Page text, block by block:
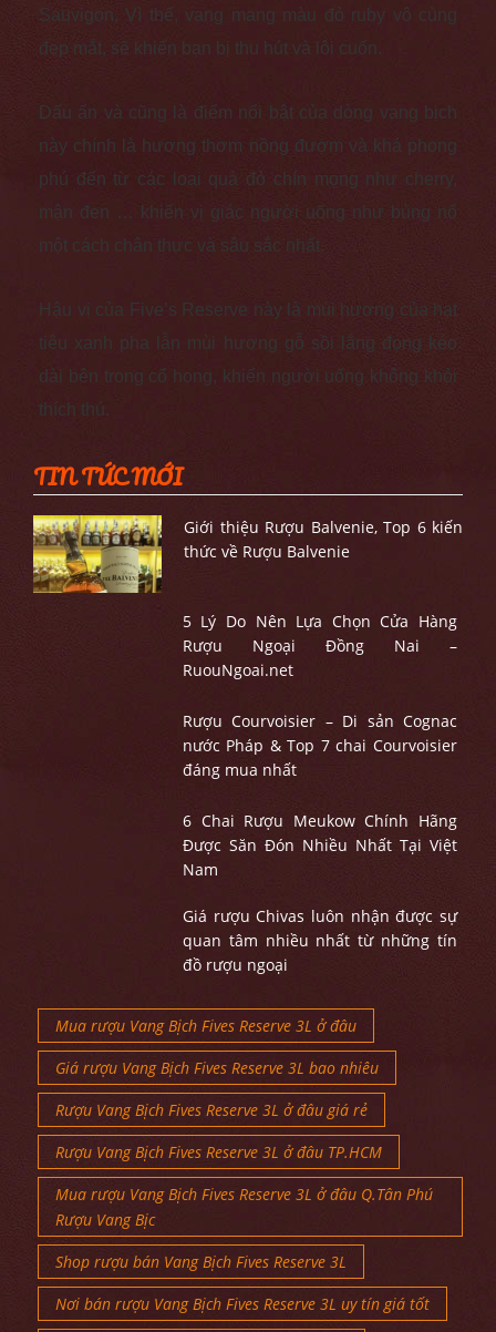
Sauvigon. Vì thế, vang mang màu đỏ ruby vô cùng
đẹp mắt, sẽ khiến bạn bị thu hút và lôi cuốn.
Dấu ấn và cũng là điểm nổi bật của dòng vang bịch
này chính là hương thơm nồng đượm và khá phong
phú đến từ các loại quả đỏ chín mọng như cherry,
mận đen … khiến vị giác người uống như bùng nổ
một cách chân thực và sâu sắc nhất.
Hậu vị của Five’s Reserve này là mùi hương của hạt
tiêu xanh pha lẫn mùi hương gỗ sồi lắng đọng kéo
dài bên trong cổ họng, khiến người uống không khỏi
thích thú.
TIN TỨC MỚI
Giới thiệu Rượu Balvenie, Top 6 kiến
thức về Rượu Balvenie
5 Lý Do Nên Lựa Chọn Cửa Hàng
Rượu Ngoại Đồng Nai –
RuouNgoai.net
Rượu Courvoisier – Di sản Cognac
nước Pháp & Top 7 chai Courvoisier
đáng mua nhất
6 Chai Rượu Meukow Chính Hãng
Được Săn Đón Nhiều Nhất Tại Việt
Nam
Giá rượu Chivas luôn nhận được sự
quan tâm nhiều nhất từ những tín
đồ rượu ngoại
Mua rượu Vang Bịch Fives Reserve 3L ở đâu
Giá rượu Vang Bịch Fives Reserve 3L bao nhiêu
Rượu Vang Bịch Fives Reserve 3L ở đâu giá rẻ
Rượu Vang Bịch Fives Reserve 3L ở đâu TP.HCM
Mua rượu Vang Bịch Fives Reserve 3L ở đâu Q.Tân Phú
Rượu Vang Bịc
Shop rượu bán Vang Bịch Fives Reserve 3L
Nơi bán rượu Vang Bịch Fives Reserve 3L uy tín giá tốt